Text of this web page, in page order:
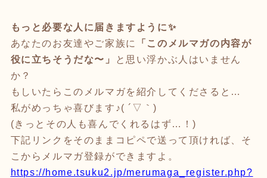
もっと必要な人に届きますように✨
あなたのお友達やご家族に
「このメルマガの内容が
役に立ちそうだな〜」
と思い浮かぶ人はいません
か？
もしいたらこのメルマガを紹介してくださると…
私がめっちゃ喜びます♪( ´▽｀)
(きっとその人も喜んでくれるはず…！)
下記リンクをそのままコピペで送って頂ければ、そ
こからメルマガ登録ができますよ。
https://home.tsuku2.jp/merumaga_register.php?